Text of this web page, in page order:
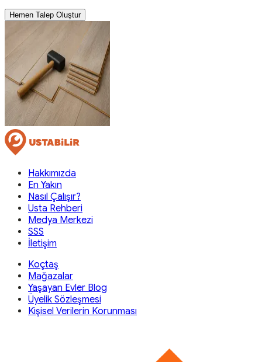
Hemen Talep Oluştur
Hakkımızda
En Yakın
Nasıl Çalışır?
Usta Rehberi
Medya Merkezi
SSS
İletişim
Koçtaş
Mağazalar
Yaşayan Evler Blog
Üyelik Sözleşmesi
Kişisel Verilerin Korunması